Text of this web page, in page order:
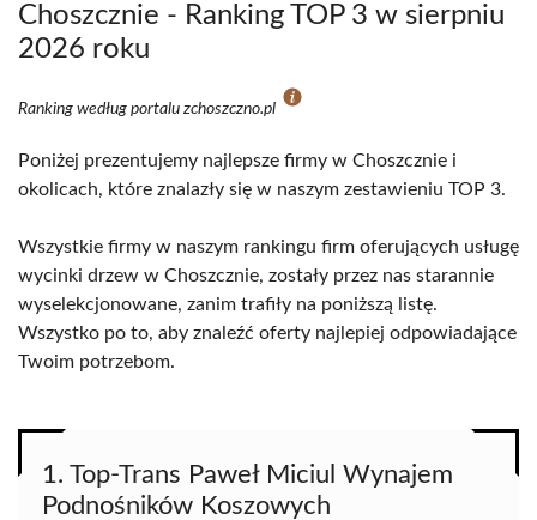
Choszcznie - Ranking TOP 3 w sierpniu
2026 roku
Ranking według portalu zchoszczno.pl
Poniżej prezentujemy najlepsze firmy w Choszcznie i
okolicach, które znalazły się w naszym zestawieniu TOP 3.
Wszystkie firmy w naszym rankingu firm oferujących usługę
wycinki drzew w Choszcznie, zostały przez nas starannie
wyselekcjonowane, zanim trafiły na poniższą listę.
Wszystko po to, aby znaleźć oferty najlepiej odpowiadające
Twoim potrzebom.
1. Top-Trans Paweł Miciul Wynajem
Podnośników Koszowych